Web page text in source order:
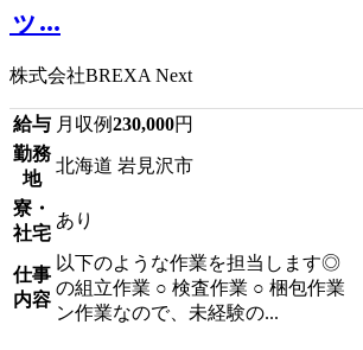
ッ...
株式会社BREXA Next
給与 月収例230,000円
勤務
地
北海道 岩見沢市
寮・
社宅
あり
仕事
内容
以下のような作業を担当します◎
の組立作業 ○ 検査作業 ○ 梱包作
ン作業なので、未経験の...